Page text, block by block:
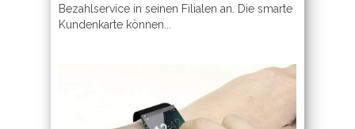
Bezahlservice in seinen Filialen an. Die smarte
Kundenkarte können...